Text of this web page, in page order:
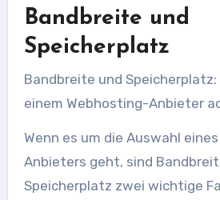
Bandbreite und
Speicherplatz
Bandbreite und Speicherplatz:
einem Webhosting-Anbieter
Wenn es um die Auswahl
Anbieters geht, sind
Speicherplatz zwei wichtige